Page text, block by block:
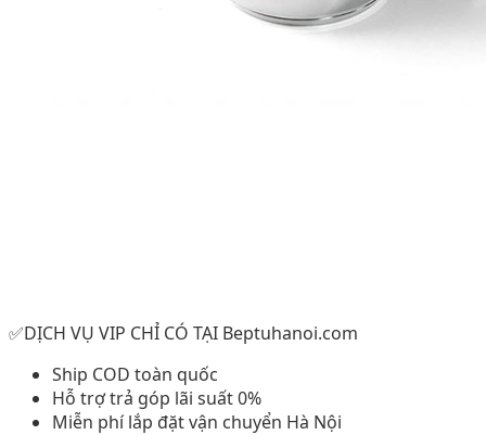
✅DỊCH VỤ VIP CHỈ CÓ TẠI Beptuhanoi.com
Ship COD toàn quốc
Hỗ trợ trả góp lãi suất 0%
Miễn phí lắp đặt vận chuyển Hà Nội